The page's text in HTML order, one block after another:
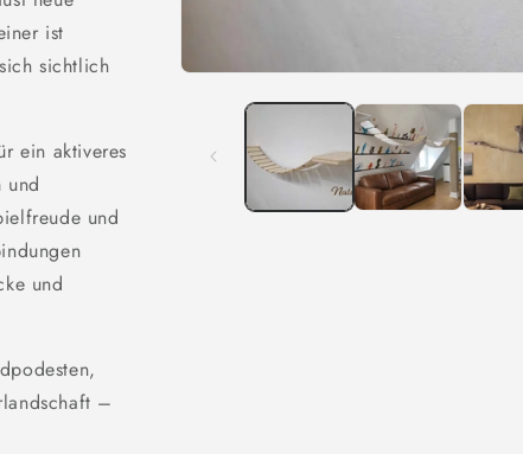
öffnen
ist
sichtlich
ein aktiveres
und
und
und
–